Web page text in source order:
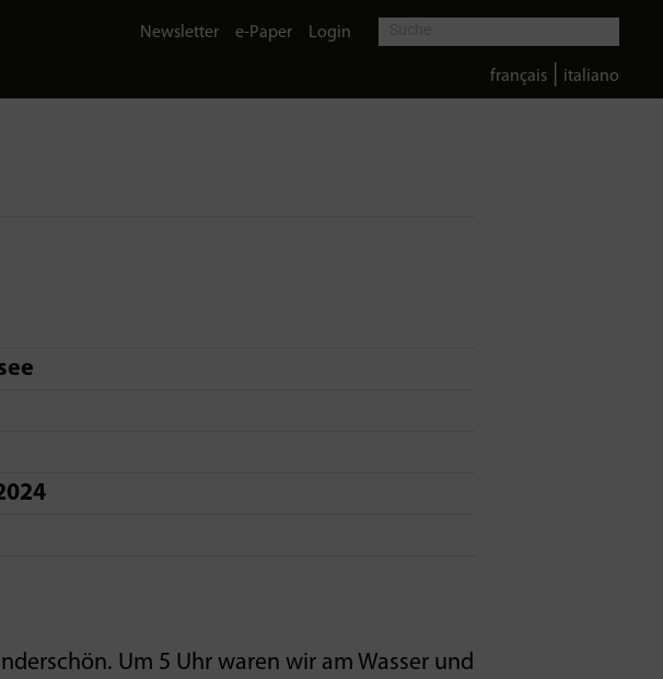
Newsletter e-Paper Login
français italiano
Um 5 Uhr waren wir am Wasser und